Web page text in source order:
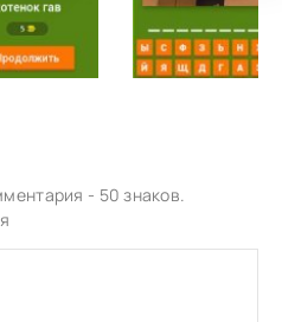
- 50 знаков.